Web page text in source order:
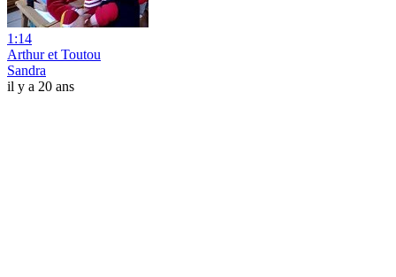
1:14
Arthur et Toutou
Sandra
il y a 20 ans